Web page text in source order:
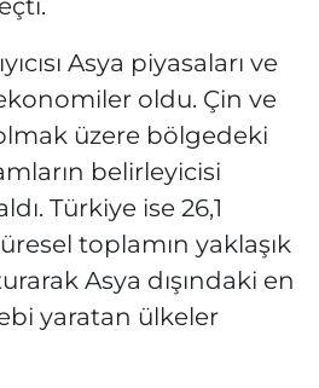
Asya piyasaları ve
oldu. Çin ve
üzere bölgedeki
belirleyicisi
Türkiye ise 26,1
toplamın yaklaşık
Asya dışındaki en
yaratan ülkeler